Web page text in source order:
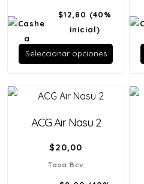
$12,80 (40%
inicial)
Seleccionar opciones
ACG Air Nasu 2
$20,00
Tasa Bcv